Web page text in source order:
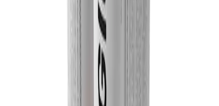
La Flexi Glue Ultra de Vicoustic est conçue pour être utilisée avec